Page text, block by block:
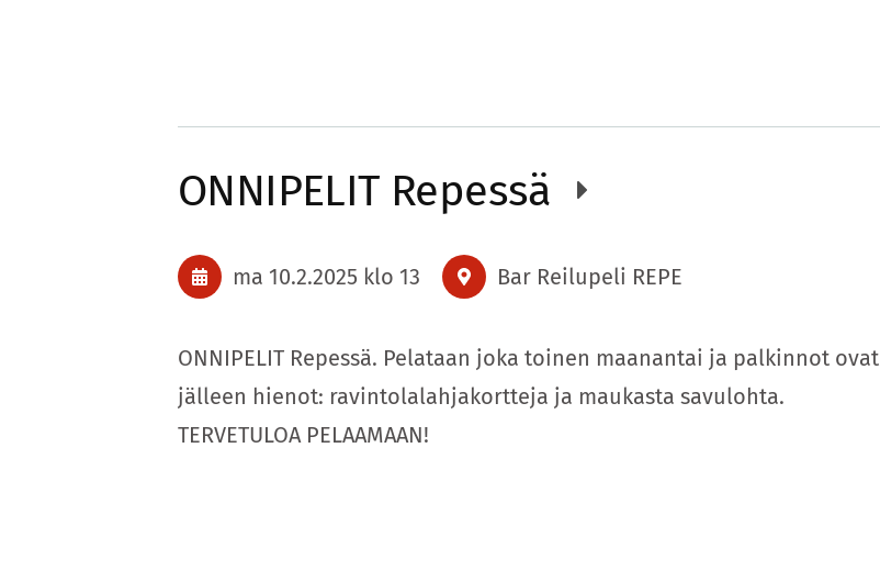
ONNIPELIT Repessä
ma 10.2.2025 klo 13 Bar Reilupeli REPE
ONNIPELIT Repessä. Pelataan joka toinen maanantai ja palkinnot ovat
jälleen hienot: ravintolalahjakortteja ja maukasta savulohta.
TERVETULOA PELAAMAAN!